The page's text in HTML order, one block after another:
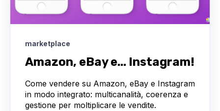
marketplace
Amazon, eBay e... Instagram!
Come vendere su Amazon, eBay e Instagram
in modo integrato: multicanalità, coerenza e
gestione per moltiplicare le vendite.